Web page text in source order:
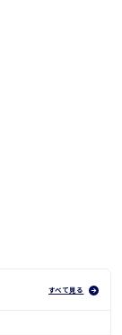
すべて見る